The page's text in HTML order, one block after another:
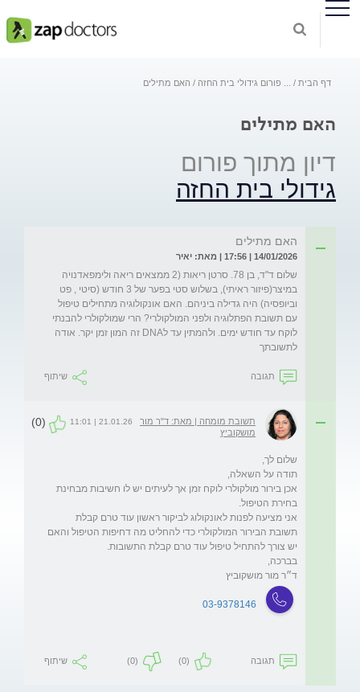
דף הבית פורום גידולי בית החזה האם מתילים
האם מתילים
דיון מתוך פורום
גידולי בית החזה
האם מתילים
14/01/2026 | 17:56 | מאת: יאיר
שלום ד"ד, בן 78. סרטן ריאות (2 ממצאים ריאה ולימפאדנויה
במיצר(פיזור ראיתי), בשלוש סטי בפער של 3 חודש (סיטי , פט
וביופסיה) היה גדילה ביניהם. האם אונקולוגיה מתחילים טיפול
עם תשובת הפתלוגיה ולפני המולקולרי? הרי שמולקולרי להבנתי
לוקח עד חודש ימים. ולהמתין עד לDNA זה המון זמן יקר. אודה
לתשובתך
תגובה שיתוף
תשובת מומחה | מאת: ד"ר מור
מושקוביץ
21.01.26 | 11:01
(0)
אכן בירור מולקולרי לוקח זמן אך לעיתים יש לו חשיבות מבחינת
אני מציעה לפנות לאונקולוג לביקור ראשון עוד טרם קבלת
תשובת הבירור המולקולרי כדי להחליט מה דחיפות הטיפול והאם
ד״ר מור מושקוביץ
03-9378146
תגובה (0)
(0) שיתוף